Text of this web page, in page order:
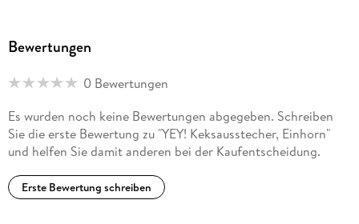
Bewertungen
0 Bewertungen
Es wurden noch keine Bewertungen abgegeben. Schreiben
Sie die erste Bewertung zu "YEY! Keksausstecher, Einhorn"
und helfen Sie damit anderen bei der Kaufentscheidung.
Erste Bewertung schreiben